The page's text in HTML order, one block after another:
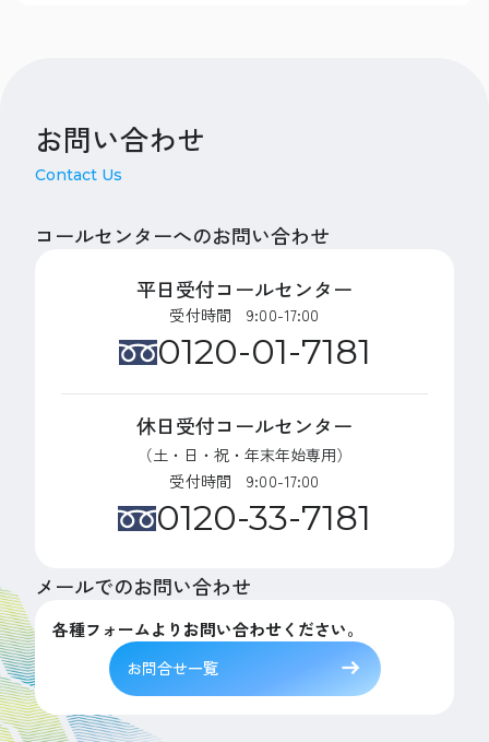
お問い合わせ
Contact Us
コールセンターへのお問い合わせ
平日受付コールセンター
受付時間 9:00-17:00
0120-01-7181
休日受付コールセンター
（土・日・祝・年末年始専用）
受付時間 9:00-17:00
0120-33-7181
メールでのお問い合わせ
各種フォームよりお問い合わせください。
お問合せ一覧